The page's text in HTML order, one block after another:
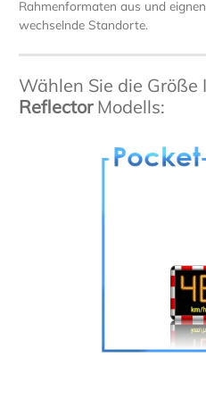
Rahmenformaten aus und
wechselnde Standorte.
Wählen Sie die Größe
Reflector Modells: